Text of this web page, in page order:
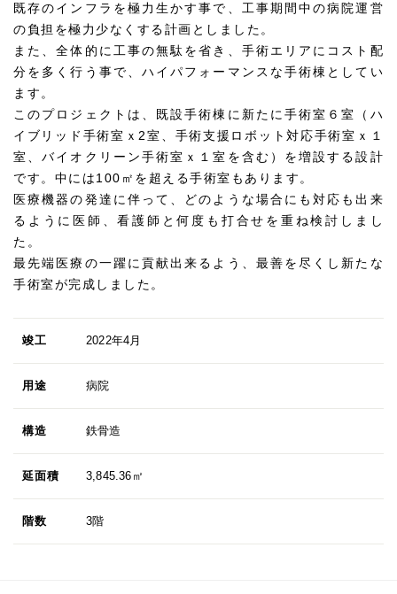
既存のインフラを極力生かす事で、工事期間中の病院運営
の負担を極力少なくする計画としました。
また、全体的に工事の無駄を省き、手術エリアにコスト配
分を多く行う事で、ハイパフォーマンスな手術棟としてい
ます。
このプロジェクトは、既設手術棟に新たに手術室６室（ハ
イブリッド手術室ｘ2室、手術支援ロボット対応手術室ｘ１
室、バイオクリーン手術室ｘ１室を含む）を増設する設計
です。中には100㎡を超える手術室もあります。
医療機器の発達に伴って、どのような場合にも対応も出来
るように医師、看護師と何度も打合せを重ね検討しまし
た。
最先端医療の一躍に貢献出来るよう、最善を尽くし新たな
手術室が完成しました。
竣工 2022年4月
用途 病院
構造 鉄骨造
延面積 3,845.36㎡
階数 3階